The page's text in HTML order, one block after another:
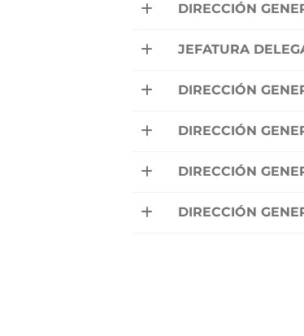
DIRECCIÓN
JEFATURA
DIRECCIÓN
DIRECCIÓN
DIRECCIÓN
DIRECCIÓN